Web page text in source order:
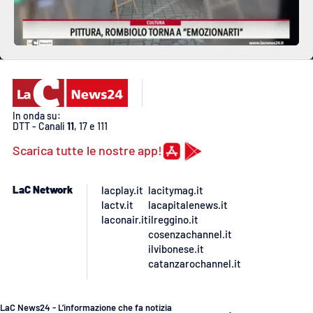
In onda su:
DTT - Canali 11, 17 e 111
Scarica tutte le nostre app!
LaC Network
lacplay.it
lactv.it
laconair.it
lacitymag.it
lacapitalenews.it
ilreggino.it
cosenzachannel.it
ilvibonese.it
catanzarochannel.it
LaC News24 - L’informazione che fa notizia